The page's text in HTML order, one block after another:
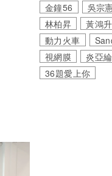
金鐘56 吳宗
林柏昇
黃鴻升
動力火車
視網膜
炎亞綸
36題愛上你